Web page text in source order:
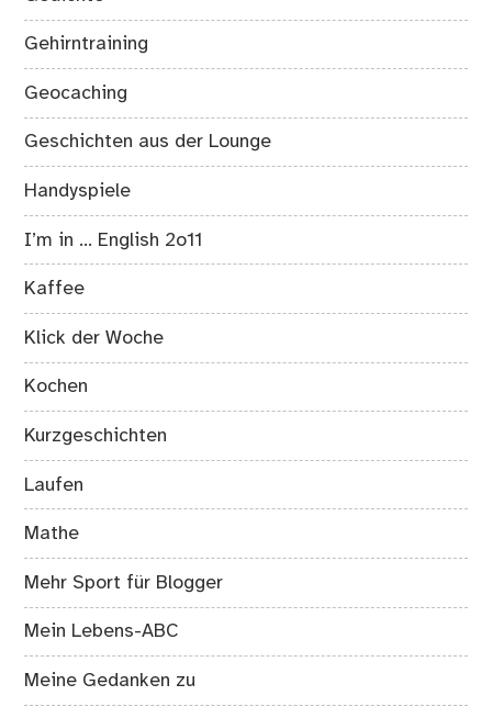
Gehirntraining
Geocaching
Geschichten aus der Lounge
Handyspiele
I’m in … English 2o11
Kaffee
Klick der Woche
Kochen
Kurzgeschichten
Laufen
Mathe
Mehr Sport für Blogger
Mein Lebens-ABC
Meine Gedanken zu